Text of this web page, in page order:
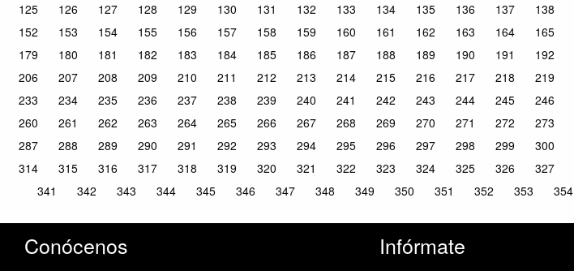
125
126 127 128 129 130 131 132 133 134 135 136 137 138
152
153 154 155 156 157 158 159 160 161 162 163 164 165
179
180 181 182 183 184 185 186 187 188 189 190 191 192
206
207 208 209 210 211 212 213 214 215 216 217 218 219
233
234 235 236 237 238 239 240 241 242 243 244 245 246
260
261 262 263 264 265 266 267 268 269 270 271 272 273
287
288 289 290 291 292 293 294 295 296 297 298 299 300
314
315 316 317 318 319 320 321 322 323 324 325 326 327
341
342 343 344 345 346 347 348 349 350 351 352 353 354
Conócenos Infórmate